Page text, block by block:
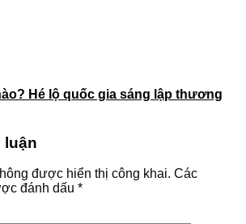
Hé lộ quốc gia sáng lập thương
luận
được hiển thị công khai. Các
đánh dấu *